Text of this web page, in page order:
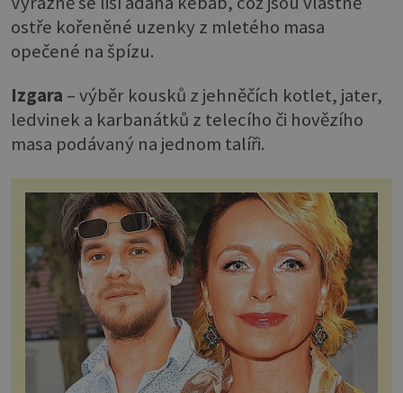
ostře kořeněné uzenky z mletého masa
opečené na špízu.
Izgara – výběr kousků z jehněčích kotlet, jater,
ledvinek a karbanátků z telecího či hovězího
masa podávaný na jednom talíři.